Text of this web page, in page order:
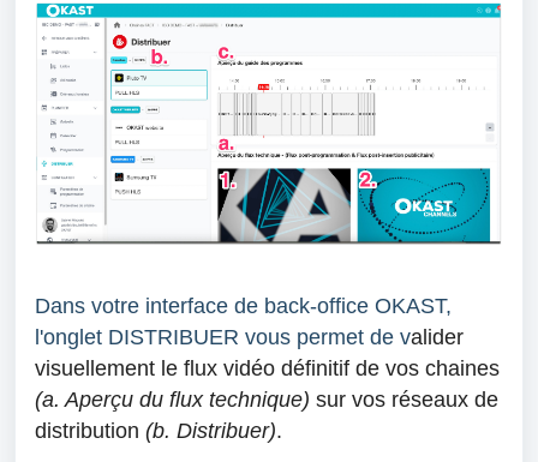
Dans votre interface de back-office OKAST,
l'onglet DISTRIBUER vous permet de valider
visuellement le flux vidéo définitif de vos chaines
(a. Aperçu du flux technique) sur vos réseaux de
distribution (b. Distribuer).